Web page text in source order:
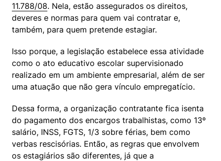
11.788/08. Nela, estão assegurados os direitos,
deveres e normas para quem vai contratar e,
também, para quem pretende estagiar.
Isso porque, a legislação estabelece essa atividade
como o ato educativo escolar supervisionado
realizado em um ambiente empresarial, além de ser
uma atuação que não gera vínculo empregatício.
Dessa forma, a organização contratante fica isenta
do pagamento dos encargos trabalhistas, como 13º
salário, INSS, FGTS, 1/3 sobre férias, bem como
verbas rescisórias. Então, as regras que envolvem
os estagiários são diferentes, já que a